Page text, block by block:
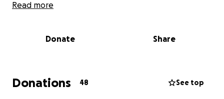
zu einem Ort machen, an dem man sich gerne
werden. Für die erste Etappe – die Renovierung der
Das können wir nicht allein stemmen. Deshalb
hoffen wir auf eure Unterstützung – jeder Beitrag
Read more
Donate Share
Donations 48 See top